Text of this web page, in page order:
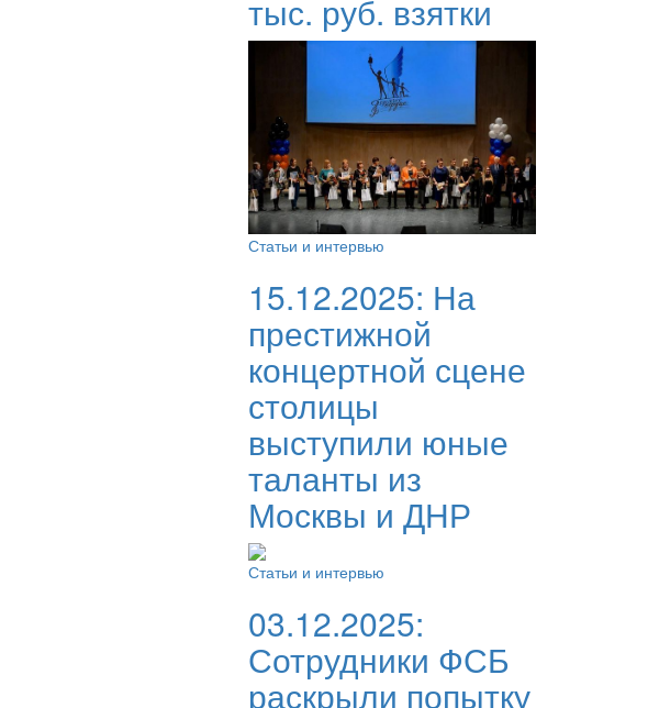
тыс. руб. взятки
Статьи и интервью
15.12.2025: На
престижной
концертной сцене
столицы
выступили юные
таланты из
Москвы и ДНР
Статьи и интервью
03.12.2025:
Сотрудники ФСБ
раскрыли попытку